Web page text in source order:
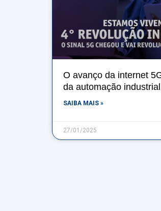
O avanço da internet
da automação industrial
SAIBA MAIS »
27/01/2025